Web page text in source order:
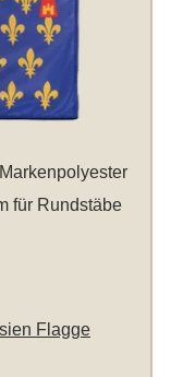
für Rundstäbe
Flagge